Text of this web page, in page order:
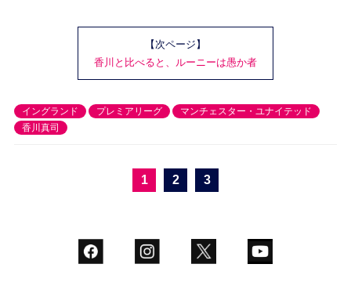
【次ページ】
香川と比べると、ルーニーは愚か者
イングランド プレミアリーグ
マンチェスター・ユナイテッド
香川真司
1 2 3